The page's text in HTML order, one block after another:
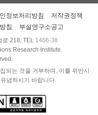
정보처리방침
저작권정책
침
부설연구소공고
로 218, TEL 1466-38
Research Institute.
되는 것을 거부하며, 이를 위반시
념하시기 바랍니다.